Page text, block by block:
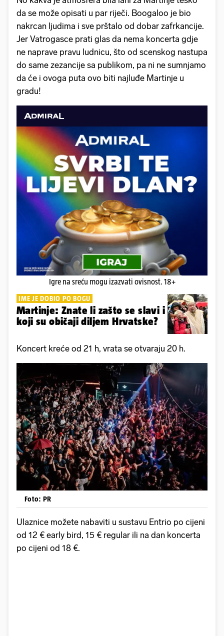
da se može opisati u par riječi. Boogaloo je bio
nakrcan ljudima i sve prštalo od dobar zafrkancije.
Jer Vatrogasce prati glas da nema koncerta gdje
ne naprave pravu ludnicu, što od scenskog nastupa
do same zezancije sa publikom, pa ni ne sumnjamo
da će i ovoga puta ovo biti najluđe Martinje u
gradu!
Igre na sreću mogu izazvati ovisnost. 18+
IME JE DOBIO PO BOGU
Martinje: Znate li zašto se slavi i
koji su običaji diljem Hrvatske?
Koncert kreće od 21 h, vrata se otvaraju 20 h.
Foto: PR
Ulaznice možete nabaviti u sustavu Entrio po cijeni
od 12 € early bird, 15 € regular ili na dan koncerta
po cijeni od 18 €.